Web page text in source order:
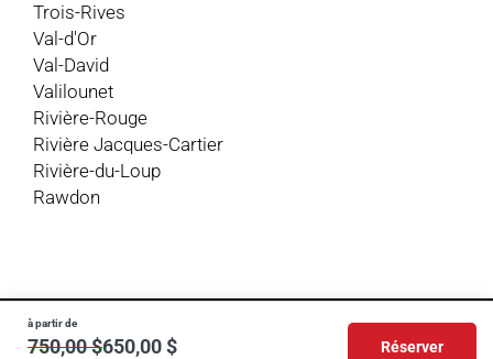
à partir de
750,00 $650,00 $ Réserver
Trois-Rives
Val-d'Or
Val-David
Valilounet
Rivière-Rouge
Rivière Jacques-Cartier
Rivière-du-Loup
Rawdon
© 2020 - 2026 - Chalet à Rabais Inc. - Tous droits réservés